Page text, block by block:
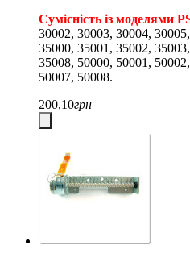
Сумісність із моделями
30002, 30003, 30004,
35000, 35001, 35002,
35008, 50000, 50001,
50007, 50008.
200,10грн